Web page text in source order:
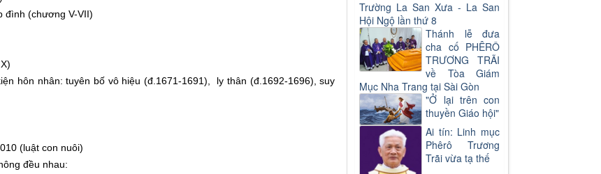
(chương V-VII)
hôn nhân: tuyên bố vô hiệu (đ.1671-1691), ly thân (đ.1692-1696), suy
(luật con nuôi)
đều nhau:
Trường La San Xưa - La San
Hội Ngộ lần thứ 8
Thánh lễ đưa
cha cố PHÊRÔ
TRƯƠNG TRÃI
về Tòa Giám
Mục Nha Trang tại Sài Gòn
"Ở lại trên con
thuyền Giáo hội"
Ai tín: Linh mục
Phêrô Trương
Trãi vừa tạ thế